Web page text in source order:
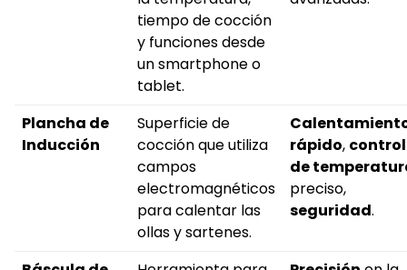
tiempo de cocción
y funciones desde
un smartphone o
tablet.
Plancha de
Inducción
Superficie de
cocción que utiliza
campos
electromagnéticos
para calentar las
ollas y sartenes.
rápido, control
de
preciso,
seguridad.